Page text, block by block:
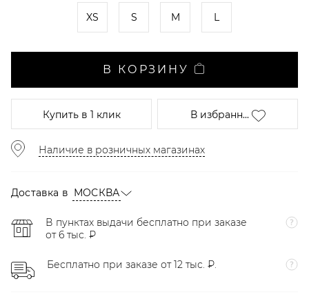
XS S M L
В КОРЗИНУ
Купитьв 1 клик В избранн...
Наличие в розничных магазинах
Доставка в МОСКВА
В пунктах выдачи бесплатно при заказе
от 6 тыс. ₽
Бесплатно при заказе от 12 тыс. ₽.